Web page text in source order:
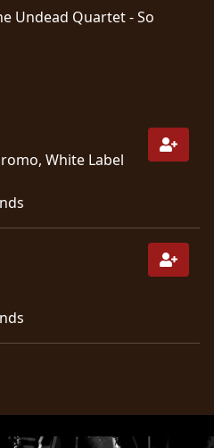
Undead Quartet - So
White Label